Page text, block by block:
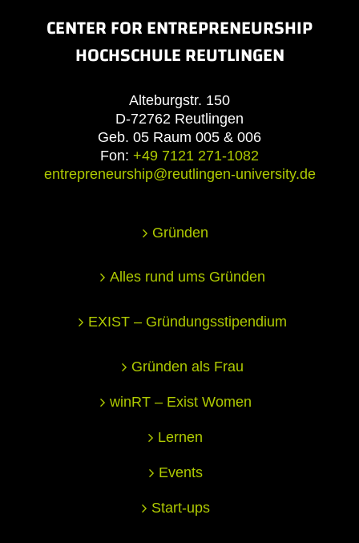
CENTER FOR ENTREPRENEURSHIP
HOCHSCHULE REUTLINGEN
Alteburgstr. 150
D-72762 Reutlingen
Geb. 05 Raum 005 & 006
Fon: +49 7121 271-1082
entrepreneurship@reutlingen-university.de
Gründen
Alles rund ums Gründen
EXIST – Gründungsstipendium
Gründen als Frau
winRT – Exist Women
Lernen
Events
Start-ups